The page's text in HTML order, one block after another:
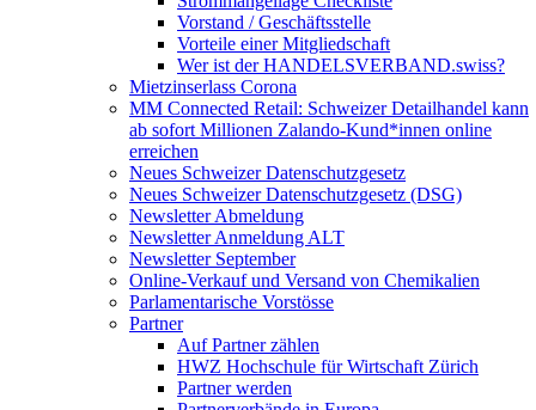
Vorstand / Geschäftsstelle
Vorteile einer Mitgliedschaft
Wer ist der HANDELSVERBAND.swiss?
Mietzinserlass Corona
MM Connected Retail: Schweizer Detailhandel kann
ab sofort Millionen Zalando-Kund*innen online
erreichen
Neues Schweizer Datenschutzgesetz
Neues Schweizer Datenschutzgesetz (DSG)
Newsletter Abmeldung
Newsletter Anmeldung ALT
Newsletter September
Online-Verkauf und Versand von Chemikalien
Parlamentarische Vorstösse
Partner
Auf Partner zählen
HWZ Hochschule für Wirtschaft Zürich
Partner werden